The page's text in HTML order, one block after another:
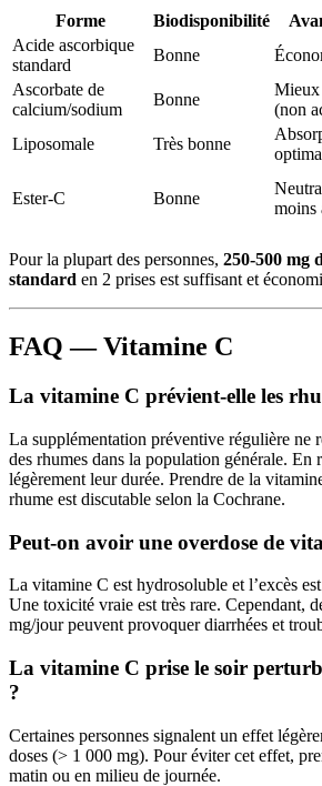
Forme Biodisponibilité
Acide ascorbique
standard
Bonne
Ascorbate de
calcium/sodium
Bonne
Mieux
(non
Liposomale Très bonne
Ester-C Bonne
moins
Pour la plupart des personnes, 250-500 mg
standard en 2 prises est suffisant et
FAQ — Vitamine C
La vitamine C prévient-elle les
La supplémentation préventive régulière ne
des rhumes dans la population générale. En
légèrement leur durée. Prendre de la
rhume est discutable selon la Cochrane.
Peut-on avoir une overdose de
La vitamine C est hydrosoluble et l’excès
Une toxicité vraie est très rare. Cependant,
mg/jour peuvent provoquer diarrhées et
La vitamine C prise le soir
?
Certaines personnes signalent un effet
doses (> 1 000 mg). Pour éviter cet effet,
matin ou en milieu de journée.